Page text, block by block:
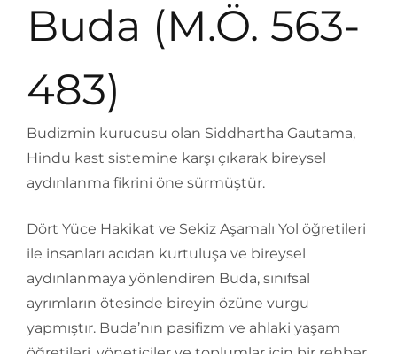
Buda (M.Ö. 563-
483)
Budizmin kurucusu olan Siddhartha Gautama,
Hindu kast sistemine karşı çıkarak bireysel
aydınlanma fikrini öne sürmüştür.
Dört Yüce Hakikat ve Sekiz Aşamalı Yol öğretileri
ile insanları acıdan kurtuluşa ve bireysel
aydınlanmaya yönlendiren Buda, sınıfsal
ayrımların ötesinde bireyin özüne vurgu
yapmıştır. Buda’nın pasifizm ve ahlaki yaşam